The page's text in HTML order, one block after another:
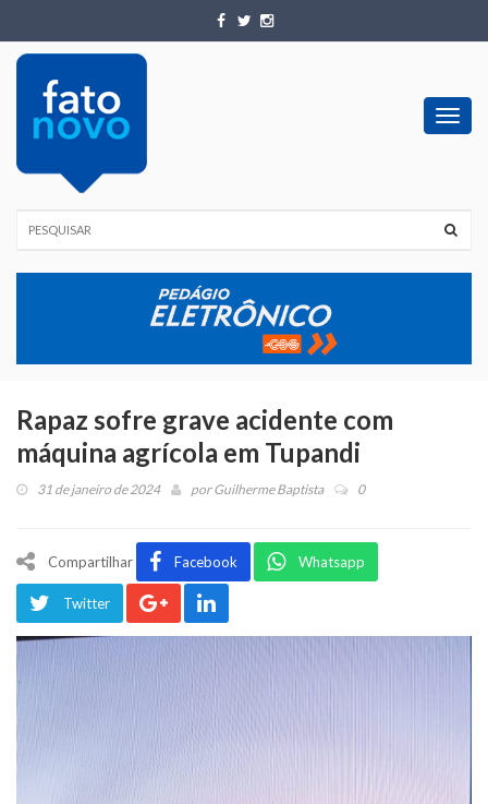
Rapaz sofre grave acidente com
máquina agrícola em Tupandi
31 de janeiro de 2024 porGuilherme Baptista 0
Compartilhar Facebook Whatsapp
Twitter